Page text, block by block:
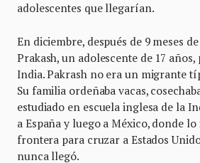
adolescentes que llegarían.
En diciembre, después de 9 meses
Prakash, un adolescente de 17
India. Pakrash no era un migrante
Su familia ordeñaba vacas,
estudiado en escuela inglesa de la
a España y luego a México, donde
frontera para cruzar a Estados
nunca llegó.